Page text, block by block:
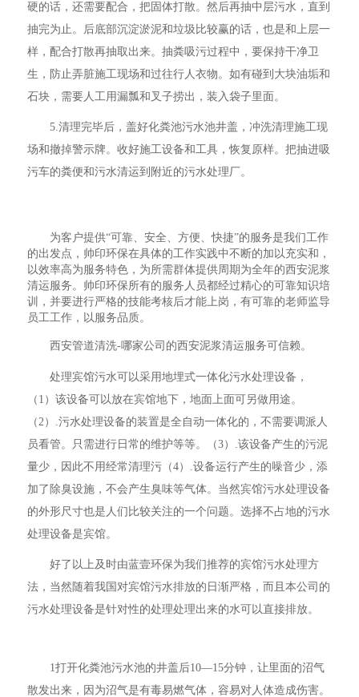
硬的话，还需要配合，把固体打散。然后再抽中层污水，直到
抽完为止。后底部沉淀淤泥和垃圾比较赢的话，也是和上层一
样，配合打散再抽取出来。抽粪吸污过程中，要保持干净卫
生，防止弄脏施工现场和过往行人衣物。如有碰到大块油垢和
石块，需要人工用漏瓢和叉子捞出，装入袋子里面。
5.清理完毕后，盖好化粪池污水池井盖，冲洗清理施工现
场和撤掉警示牌。收好施工设备和工具，恢复原样。把抽进吸
污车的粪便和污水清运到附近的污水处理厂。
为客户提供“可靠、安全、方便、快捷”的服务是我们工作
的出发点，帅印环保在具体的工作实践中不断的加以充实和，
以效率高为服务特色，为所需群体提供周期为全年的西安泥浆
清运服务。帅印环保所有的服务人员都经过精心的可靠知识培
训，并要进行严格的技能考核后才能上岗，有可靠的老师监导
员工工作，以服务品质。
西安管道清洗-哪家公司的西安泥浆清运服务可信赖。
处理宾馆污水可以采用地埋式一体化污水处理设备，
（1）该设备可以放在宾馆地下，地面上面可另做用途。
（2）.污水处理设备的装置是全自动一体化的，不需要调派人
员看管。只需进行日常的维护等等。（3）.该设备产生的污泥
量少，因此不用经常清理污（4）.设备运行产生的噪音少，添
加了除臭设施，不会产生臭味等气体。当然宾馆污水处理设备
的外形尺寸也是人们比较关注的一个问题。选择不占地的污水
处理设备是宾馆。
好了以上及时由蓝壹环保为我们推荐的宾馆污水处理方
法，当然随着我国对宾馆污水排放的日渐严格，而且本公司的
污水处理设备是针对性的处理处理出来的水可以直接排放。
1打开化粪池污水池的井盖后10—15分钟，让里面的沼气
散发出来，因为沼气是有毒易燃气体，容易对人体造成伤害。